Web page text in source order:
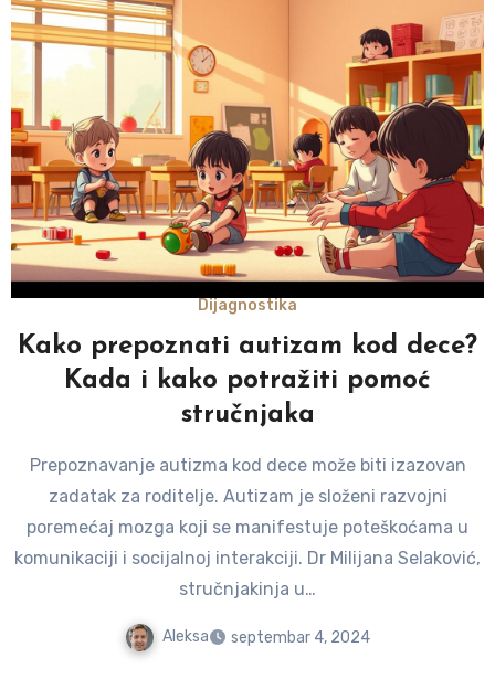
Dijagnostika
Kako prepoznati autizam kod dece?
Kada i kako potražiti pomoć
stručnjaka
Prepoznavanje autizma kod dece može biti izazovan
zadatak za roditelje. Autizam je složeni razvojni
poremećaj mozga koji se manifestuje poteškoćama u
komunikaciji i socijalnoj interakciji. Dr Milijana Selaković,
stručnjakinja u…
Aleksa septembar 4, 2024